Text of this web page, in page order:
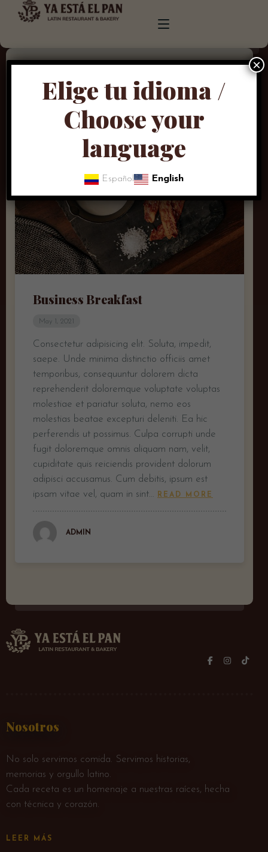
INICIO
Tag: Pub
DESERTS, SALADS
Business Breakfast
May 1, 2021
Consectetur adipisicing elit. Soluta, impedit,
saepe. Unde minima distinctio officiis amet
temporibus, consequuntur dolorem dicta
reprehenderit doloremque voluptate voluptas
molestiae et pariatur soluta, nemo eos
molestias beatae excepturi deleniti. Ea hic
perferendis ut possimus. Culpa corrupti unde
fugit doloremque omnis aliquam nam, velit,
cupiditate quis reiciendis provident dolorum
adipisci accusamus. Cum debitis, ipsum est
ipsam vitae vel, quam in sint…
READ MORE
ADMIN
Nosotros
No solo servimos comida. Servimos historias,
memorias y orgullo latino.
Cada receta es un homenaje a nuestras raíces, hecha
con técnica y corazón.
LEER MÁS
Elige tu idioma /
Choose your
language
Español English
×